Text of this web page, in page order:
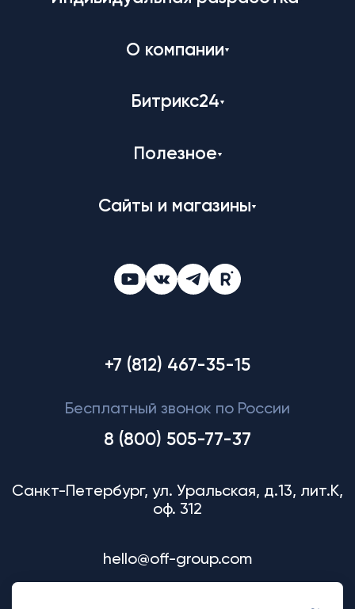
О компании
Битрикс24
Полезное
Сайты и магазины
+7 (812) 467-35-15
Бесплатный звонок по России
8 (800) 505-77-37
Санкт-Петербург, ул. Уральская, д.13, лит.К,
оф. 312
hello@off-group.com